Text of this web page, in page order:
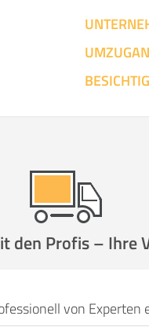
den Profis – Ihre
von Experten